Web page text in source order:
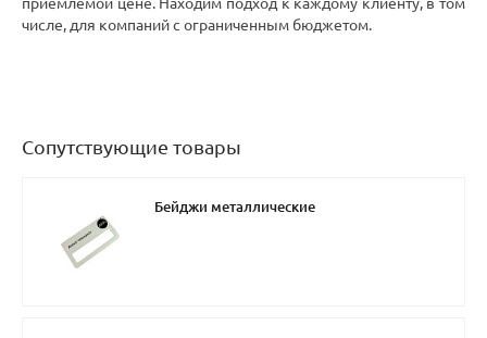
числе, для компаний с ограниченным бюджетом.
Сопутствующие товары
Бейджи металлические